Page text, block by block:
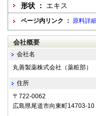
形状 ： エキス
ページ内リンク ： 原料詳細
会社概要
会社名
丸善製薬株式会社（薬粧部）
住所
〒722-0062
広島県尾道市向東町14703-10